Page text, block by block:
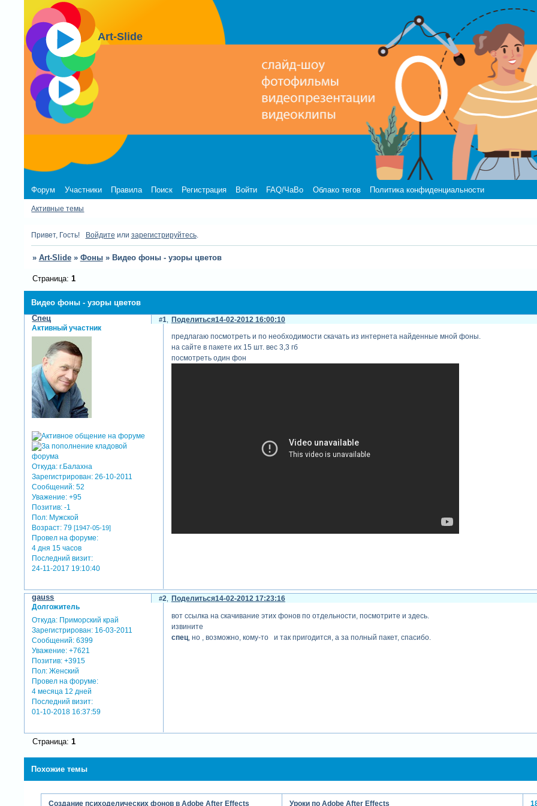
Art-Slide
Форум Участники Правила Поиск Регистрация Войти FAQ/ЧаВо Облако тегов Политика конфиденциальности
Активные темы
Привет, Гость! Войдите или зарегистрируйтесь.
» Art-Slide » Фоны » Видео фоны - узоры цветов
Видео фоны - узоры цветов
Страница: 1
Поделиться
1 14-02-2012 16:00:10
Спец
Активный участник
Откуда: г.Балахна
Зарегистрирован: 26-10-2011
Сообщений: 52
Уважение: +95
Позитив: -1
Пол: Мужской
Возраст: 79[1947-05-19]
Провел на форуме:
4 дня 15 часов
Последний визит:
24-11-2017 19:10:40
предлагаю посмотреть и по необходимости скачать из интернета найденные мной фоны.
на сайте в пакете их 15 шт. вес 3,3 гб
посмотреть один фон
Поделиться
2 14-02-2012 17:23:16
gauss
Долгожитель
Откуда: Приморский край
Зарегистрирован: 16-03-2011
Сообщений: 6399
Уважение: +7621
Позитив: +3915
Пол: Женский
Провел на форуме:
4 месяца 12 дней
Последний визит:
01-10-2018 16:37:59
вот ссылка на скачивание этих фонов по отдельности, посмотрите и здесь.
извините
спец, но , возможно, кому-то и так пригодится, а за полный пакет, спасибо.
Страница: 1
Похожие темы
Создание психоделических фонов в Adobe After Effects Уроки по Adobe After Effects